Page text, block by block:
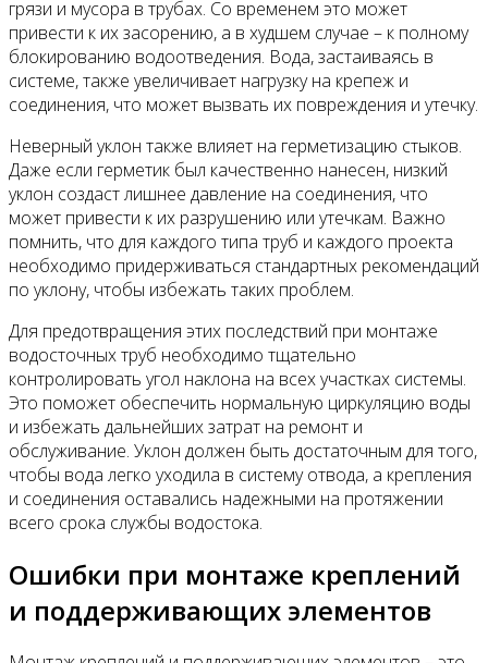
грязи и мусора в трубах. Со временем это может
привести к их засорению, а в худшем случае – к полному
блокированию водоотведения. Вода, застаиваясь в
системе, также увеличивает нагрузку на крепеж и
соединения, что может вызвать их повреждения и утечку.
Неверный уклон также влияет на герметизацию стыков.
Даже если герметик был качественно нанесен, низкий
уклон создаст лишнее давление на соединения, что
может привести к их разрушению или утечкам. Важно
помнить, что для каждого типа труб и каждого проекта
необходимо придерживаться стандартных рекомендаций
по уклону, чтобы избежать таких проблем.
Для предотвращения этих последствий при монтаже
водосточных труб необходимо тщательно
контролировать угол наклона на всех участках системы.
Это поможет обеспечить нормальную циркуляцию воды
и избежать дальнейших затрат на ремонт и
обслуживание. Уклон должен быть достаточным для того,
чтобы вода легко уходила в систему отвода, а крепления
и соединения оставались надежными на протяжении
всего срока службы водостока.
Ошибки при монтаже креплений
и поддерживающих элементов